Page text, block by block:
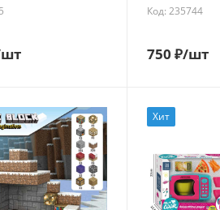
Код: 235744
750 ₽/шт
Хит